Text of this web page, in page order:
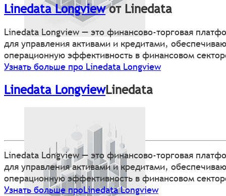
Linedata Longviewот Linedata
Linedata Longview — это финансово-торговая
для управления активами и кредитами,
операционную эффективность в финансовом
Узнать больше про Linedata Longview
Linedata LongviewLinedata
Linedata Longview — это финансово-торговая
для управления активами и кредитами,
операционную эффективность в финансовом
Узнать больше проLinedata Longview